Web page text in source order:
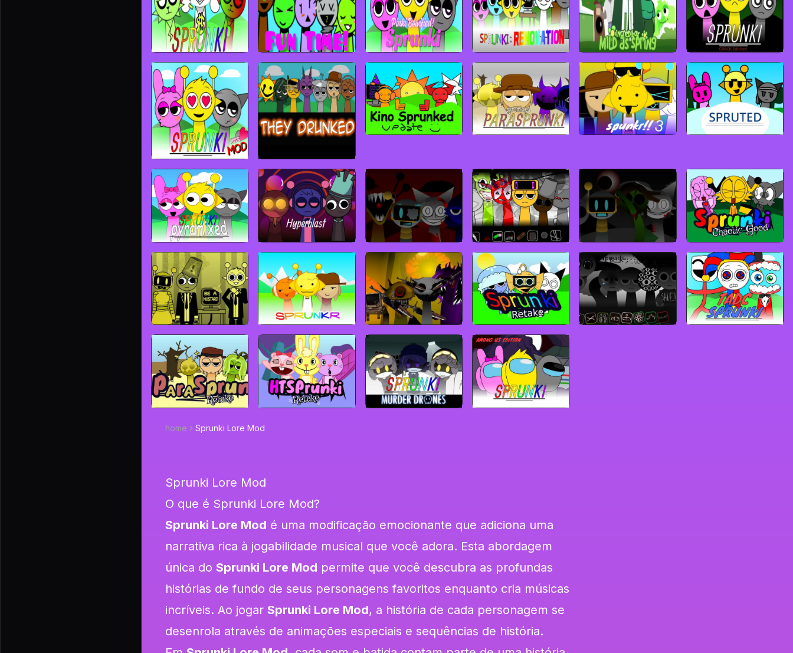
home Sprunki Lore Mod
Sprunki Lore Mod
O que é Sprunki Lore Mod?
Sprunki Lore Mod é uma modificação emocionante que adiciona uma
narrativa rica à jogabilidade musical que você adora. Esta abordagem
única do Sprunki Lore Mod permite que você descubra as profundas
histórias de fundo de seus personagens favoritos enquanto cria músicas
incríveis. Ao jogar Sprunki Lore Mod, a história de cada personagem se
desenrola através de animações especiais e sequências de história.